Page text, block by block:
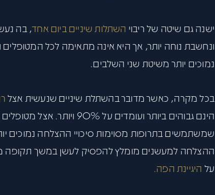
ישנה גם שיטה של ריבוי השתלות שיניים ביום אחד, בה
ונחשבת נוחה יותר, אך היא אינה מתאימה לכל המטופלים
נמוכים יותר משיטת שני השלבים.
בכל מקרה, כאשר מדובר בהשתלת שיניים שנעשית אצל
הינם גבוהים ביותר
שמשתמשים בתרופות מסוימות סיכויי ההצלחה נמוכים
ההצלחה למעשנים מומלץ להפסיק לעשן במשך תקופה
על היגיינת הפה.